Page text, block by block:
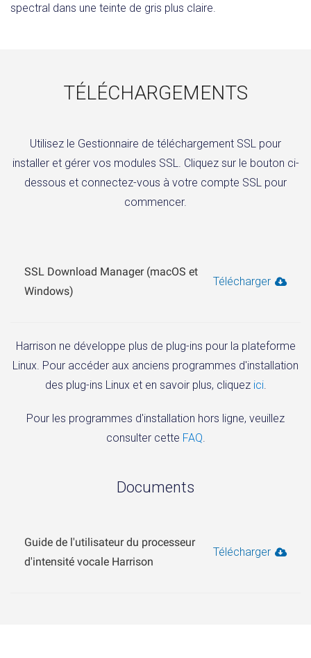
spectral dans une teinte de gris plus claire.
TÉLÉCHARGEMENTS
Utilisez le Gestionnaire de téléchargement SSL pour
installer et gérer vos modules SSL. Cliquez sur le bouton ci-
dessous et connectez-vous à votre compte SSL pour
commencer.
SSL Download Manager (macOS et
Windows)
Télécharger
Harrison ne développe plus de plug-ins pour la plateforme
Linux. Pour accéder aux anciens programmes d'installation
des plug-ins Linux et en savoir plus, cliquez ici.
Pour les programmes d'installation hors ligne, veuillez
consulter cette FAQ.
Documents
Guide de l'utilisateur du processeur
d'intensité vocale Harrison
Télécharger